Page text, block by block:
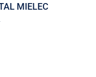
MIELEC